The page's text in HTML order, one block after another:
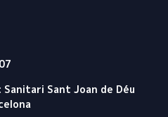
Sant Joan de Déu